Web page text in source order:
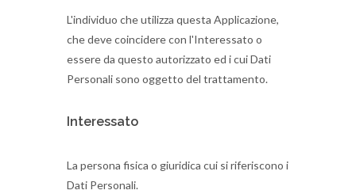
L'individuo che utilizza questa Applicazione,
che deve coincidere con l'Interessato o
essere da questo autorizzato ed i cui Dati
Personali sono oggetto del trattamento.
Interessato
La persona fisica o giuridica cui si riferiscono i
Dati Personali.